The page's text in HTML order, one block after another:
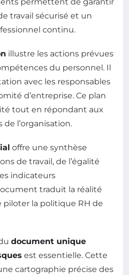
travail sécurisé et un
continu.
illustre les actions prévues
du personnel. Il
avec les responsables
d’entreprise. Ce plan
tout en répondant aux
l’organisation.
offre une synthèse
de travail, de l’égalité
indicateurs
traduit la réalité
la politique RH de
document unique
est essentielle. Cette
cartographie précise des